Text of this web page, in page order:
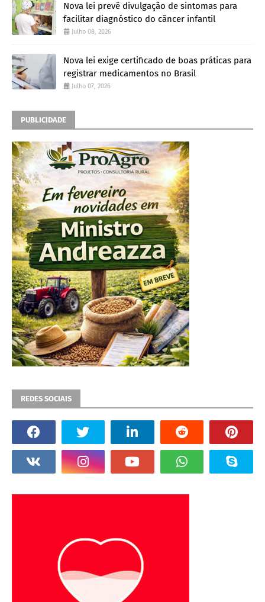
Nova lei prevê divulgação de sintomas para
facilitar diagnóstico do câncer infantil
Julho 08, 2026
Nova lei exige certificado de boas práticas para
registrar medicamentos no Brasil
Julho 07, 2026
PUBLICIDADE
REDES SOCIAIS